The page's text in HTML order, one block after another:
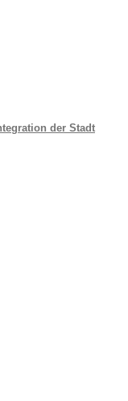
der Stadt